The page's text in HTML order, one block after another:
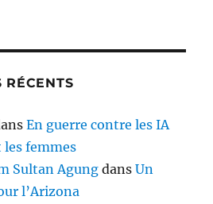
RÉCENTS
En guerre contre les IA
femmes
Sultan Agung dansUn
l’Arizona